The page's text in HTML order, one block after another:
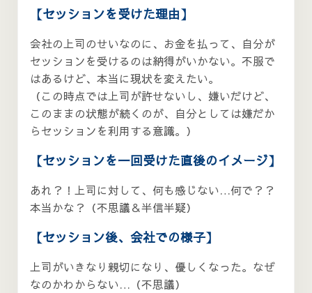
【セッションを受けた理由】
会社の上司のせいなのに、お金を払って、自分が
セッションを受けるのは納得がいかない。不服で
はあるけど、本当に現状を変えたい。
（この時点では上司が許せないし、嫌いだけど、
このままの状態が続くのが、自分としては嫌だか
らセッションを利用する意識。）
【セッションを一回受けた直後のイメージ】
あれ？！上司に対して、何も感じない…何で？？
本当かな？（不思議＆半信半疑）
【セッション後、会社での様子】
上司がいきなり親切になり、優しくなった。なぜ
なのかわからない…（不思議）